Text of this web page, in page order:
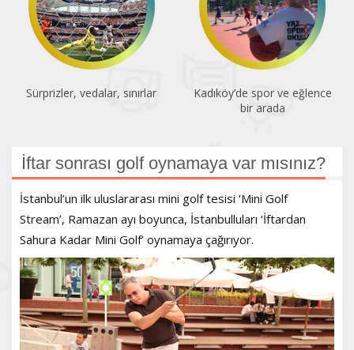
Sürprizler, vedalar, sınırlar
Kadıköy’de spor ve eğlence
bir arada
İftar sonrası golf oynamaya var mısınız?
İstanbul’un ilk uluslararası mini golf tesisi ‘Mini Golf
Stream’, Ramazan ayı boyunca, İstanbulluları ‘İftardan
Sahura Kadar Mini Golf’ oynamaya çağırıyor.